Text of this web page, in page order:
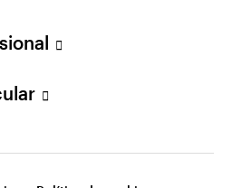
derechos reservados.